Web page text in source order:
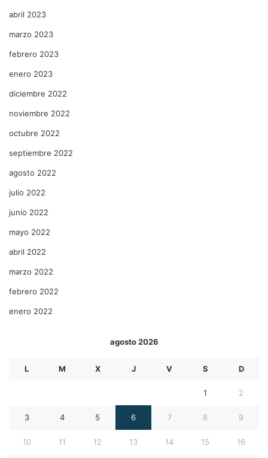
abril 2023
marzo 2023
febrero 2023
enero 2023
diciembre 2022
noviembre 2022
octubre 2022
septiembre 2022
agosto 2022
julio 2022
junio 2022
mayo 2022
abril 2022
marzo 2022
febrero 2022
enero 2022
agosto 2026
L M X J V S D
1 2
3 4 5 6 7 8 9
10 11 12 13 14 15 16